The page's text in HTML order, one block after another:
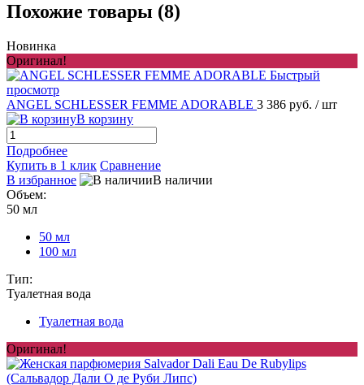
Похожие товары (8)
Новинка
Оригинал!
Быстрый
просмотр
ANGEL SCHLESSER FEMME ADORABLE 3 386 руб. / шт
В корзину
Подробнее
Купить в 1 клик Сравнение
В избранное
В наличии
Объем:
50 мл
50 мл
100 мл
Тип:
Туалетная вода
Туалетная вода
Оригинал!